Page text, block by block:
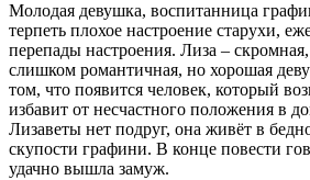
Молодая девушка, воспитанница
терпеть плохое настроение старухи,
перепады настроения. Лиза –
слишком романтичная, но хорошая
том, что появится человек, который
избавит от несчастного положения в
Лизаветы нет подруг, она живёт в
скупости графини. В конце повести
удачно вышла замуж.